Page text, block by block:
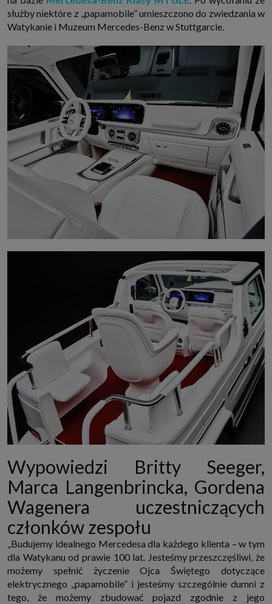
służby niektóre z ,,papamobile’’ umieszczono do zwiedzania w
Watykanie i Muzeum Mercedes-Benz w Stuttgarcie.
Wypowiedzi Britty Seeger,
Marca Langenbrincka, Gordena
Wagenera uczestniczących
członków zespołu
„Budujemy idealnego Mercedesa dla każdego klienta – w tym
dla Watykanu od prawie 100 lat. Jesteśmy przeszczęśliwi, że
możemy spełnić życzenie Ojca Świętego dotyczące
elektrycznego „papamobile” i jesteśmy szczególnie dumni z
tego, że możemy zbudować pojazd zgodnie z jego